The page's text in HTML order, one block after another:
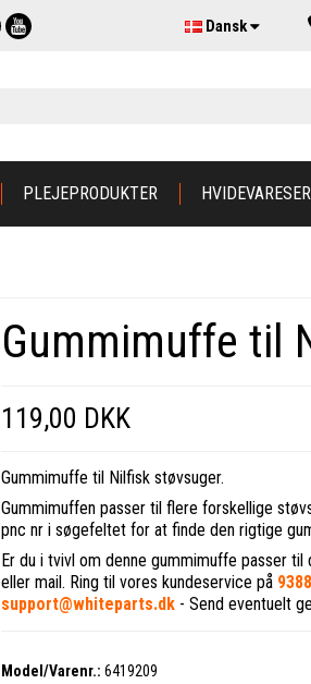
Dansk
PLEJEPRODUKTER
Gummimuffe til
119,00 DKK
Gummimuffe til Nilfisk støvsuger.
Gummimuffen passer til flere forskellige
pnc nr i søgefeltet for at finde den rigtige
Er du i tvivl om denne gummimuffe passer
eller mail. Ring til vores kundeservice på
support@whiteparts.dk - Send eventuelt
Model/Varenr.: 6419209